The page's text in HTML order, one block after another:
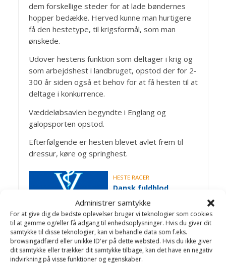
Administrer samtykke
For at give dig de bedste oplevelser bruger vi teknologier som cookies
til at gemme og/eller få adgang til enhedsoplysninger. Hvis du giver dit
samtykke til disse teknologier, kan vi behandle data som f.eks.
browsingadfærd eller unikke ID'er på dette websted. Hvis du ikke giver
dit samtykke eller trækker dit samtykke tilbage, kan det have en negativ
indvirkning på visse funktioner og egenskaber.
dem forskellige steder for at lade bøndernes
hopper bedække. Herved kunne man hurtigere
få den hestetype, til krigsformål, som man
ønskede.
Udover hestens funktion som deltager i krig og
som arbejdshest i landbruget, opstod der for 2-
300 år siden også et behov for at få hesten til at
deltage i konkurrence.
Væddeløbsavlen begyndte i Englang og
galopsporten opstod.
Efterfølgende er hesten blevet avlet frem til
dressur, køre og springhest.
HESTE RACER
Dansk fuldblod
HESTE RACER
Palomino